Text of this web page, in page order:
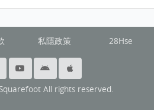
私隱政策 28Hse
All rights reserved.